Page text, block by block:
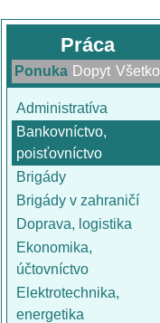
Práca
Ponuka Dopyt Všetko
Administratíva
Bankovníctvo,
poisťovníctvo
Brigády
Brigády v zahraničí
Doprava, logistika
Ekonomika,
účtovníctvo
Elektrotechnika,
energetika